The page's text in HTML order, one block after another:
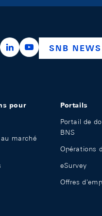
x.com/snb_bns
https://ch.linkedin.com/
https://
SNB
pour
marché
Portails
Portail de
BNS
Opérations
eSurvey
Offres